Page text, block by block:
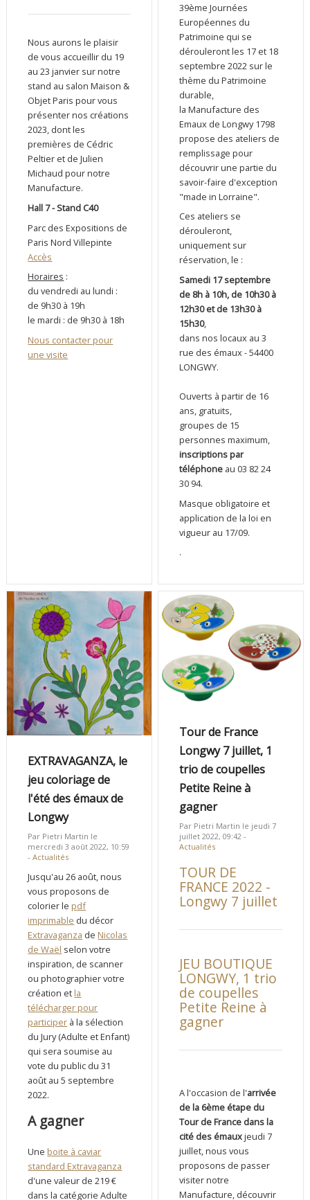
Nous aurons le plaisir
de vous accueillir du 19
au 23 janvier sur notre
stand au salon Maison &
Objet Paris pour vous
présenter nos créations
2023, dont les
premières de Cédric
Peltier et de Julien
Michaud pour notre
Manufacture.
Hall 7 - Stand C40
Parc des Expositions de
Paris Nord Villepinte
Accès
Horaires :
du vendredi au lundi :
de 9h30 à 19h
le mardi : de 9h30 à 18h
Nous contacter pour
une visite
39ème Journées
Européennes du
Patrimoine qui se
dérouleront les 17 et 18
septembre 2022 sur le
thème du Patrimoine
durable,
la Manufacture des
Emaux de Longwy 1798
propose des ateliers de
remplissage pour
découvrir une partie du
savoir-faire d'exception
"made in Lorraine".
Ces ateliers se
dérouleront,
uniquement sur
réservation, le :
Samedi 17 septembre
de 8h à 10h, de 10h30 à
12h30 et de 13h30 à
15h30,
dans nos locaux au 3
rue des émaux - 54400
LONGWY.
Ouverts à partir de 16
ans, gratuits,
groupes de 15
personnes maximum,
inscriptions par
téléphone au 03 82 24
30 94.
Masque obligatoire et
application de la loi en
vigueur au 17/09.
.
EXTRAVAGANZA, le
jeu coloriage de
l'été des émaux de
Longwy
Par Pietri Martin le
mercredi 3 août 2022, 10:59
-Actualités
Jusqu'au 26 août, nous
vous proposons de
colorier le pdf
imprimable du décor
Extravaganza de Nicolas
de Waël selon votre
inspiration, de scanner
ou photographier votre
création et la
télécharger pour
participer à la sélection
du Jury (Adulte et Enfant)
qui sera soumise au
vote du public du 31
août au 5 septembre
2022.
A gagner
Une boite à caviar
standard Extravaganza
d'une valeur de 219 €
dans la catégorie Adulte
Tour de France
Longwy 7 juillet, 1
trio de coupelles
Petite Reine à
gagner
Par Pietri Martin le jeudi 7
juillet 2022, 09:42 -
Actualités
TOUR DE
FRANCE 2022 -
Longwy 7 juillet
JEU BOUTIQUE
LONGWY, 1 trio
de coupelles
Petite Reine à
gagner
A l'occasion de l'arrivée
de la 6ème étape du
Tour de France dans la
cité des émauxjeudi 7
juillet, nous vous
proposons de passer
visiter notre
Manufacture, découvrir